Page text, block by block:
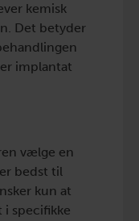
kemisk
Det betyder
implantat
vælge en
bedst til
kun at
specifikke